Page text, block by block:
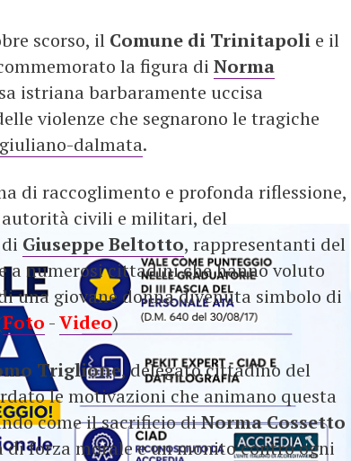
scorso, il Comune di Trinitapoli e il
la figura di Norma
istriana barbaramente uccisa
violenze che segnarono le tragiche
dalmata.
di raccoglimento e profonda riflessione,
civili e militari, del
Giuseppe Beltotto, rappresentanti del
a numerosi cittadini che hanno voluto
una giovane donna divenuta simbolo di
Foto -Video)
Triglione, delegato cittadino del
le motivazioni che animano questa
come il sacrificio diNorma Cossetto
forza morale e un monito contro ogni